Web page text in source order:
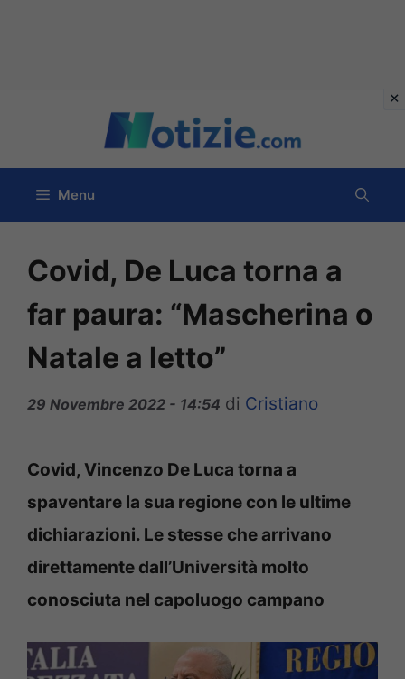
contenuto
Menu
Covid, De Luca torna a
far paura: “Mascherina o
Natale a letto”
29 Novembre 2022 - 14:54 di Cristiano
Covid, Vincenzo De Luca torna a
spaventare la sua regione con le ultime
dichiarazioni. Le stesse che arrivano
direttamente dall’Università molto
conosciuta nel capoluogo campano